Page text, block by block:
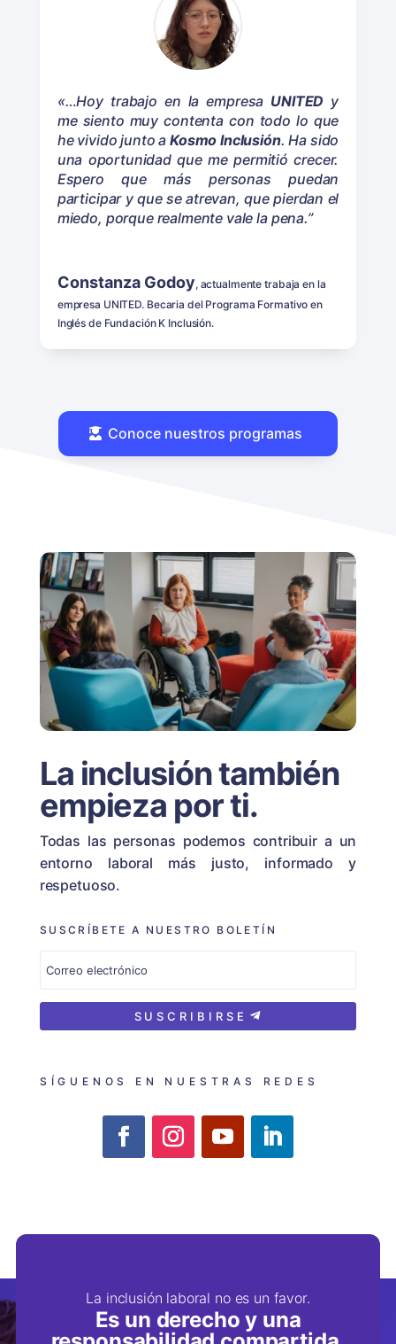
«…Hoy trabajo en la empresa UNITED y
me siento muy contenta con todo lo que
he vivido junto a Kosmo Inclusión. Ha sido
una oportunidad que me permitió crecer.
Espero que más personas puedan
participar y que se atrevan, que pierdan el
miedo, porque realmente vale la pena.”
Constanza Godoy, actualmente trabaja en la
empresa UNITED. Becaria del Programa Formativo en
Inglés de Fundación K Inclusión.
Conoce nuestros programas
La inclusión también
empieza por ti.
Todas las personas podemos contribuir a un
entorno laboral más justo, informado y
respetuoso.
SUSCRÍBETE A NUESTRO BOLETÍN
SUSCRIBIRSE
SÍGUENOS EN NUESTRAS REDES
La inclusión laboral no es un favor.
Es un derecho y una